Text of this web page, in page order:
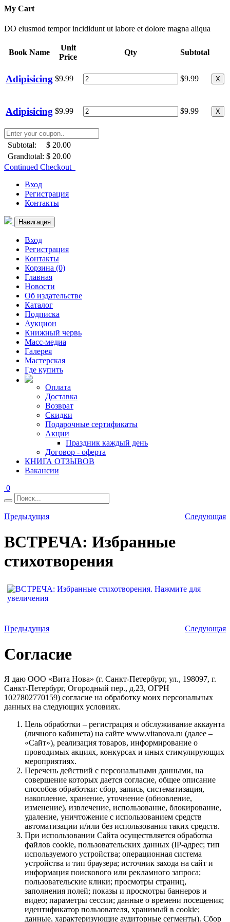
My Cart
DO eiusmod tempor incididunt ut labore et dolore magna aliqua
Book Name
Unit
Price
Qty Subtotal
Adipisicing $9.99 $9.99 X
Adipisicing $9.99 $9.99 X
Subtotal:
$ 20.00
Grandtotal: $ 20.00
Continued Checkout
Вход
Регистрация
Контакты
Навигация
Вход
Регистрация
Контакты
Корзина (0)
Главная
Новости
Об издательстве
Каталог
Подписка
Аукцион
Книжный червь
Масс-медиа
Галерея
Мастерская
Где купить
Оплата
Доставка
Возврат
Скидки
Подарочные сертификаты
Акции
Праздник каждый день
Договор - оферта
КНИГА ОТЗЫВОВ
Вакансии
0
Предыдущая Следующая
ВСТРЕЧА: Избранные
стихотворения
Предыдущая Следующая
Согласие
Я даю ООО «Вита Нова» (г. Санкт-Петербург, ул., 198097, г.
Санкт-Петербург, Огородный пер., д.23, ОГРН
1027802770159) согласие на обработку моих персональных
данных на следующих условиях.
Цель обработки – регистрация и обслуживание аккаунта
(личного кабинета) на сайте www.vitanova.ru (далее –
«Сайт»), реализация товаров, информирование о
проводимых акциях, конкурсах и иных стимулирующих
мероприятиях.
Перечень действий с персональными данными, на
совершение которых дается согласие, общее описание
способов обработки: сбор, запись, систематизация,
накопление, хранение, уточнение (обновление,
изменение), извлечение, использование, блокирование,
удаление, уничтожение с использованием средств
автоматизации и/или без использования таких средств.
При использовании Сайта осуществляется обработка
файлов cookie, пользовательских данных (IP-адрес; тип
используемого устройства; операционная система
устройства и тип браузера; источник захода на сайт и
информация поискового или рекламного запроса;
пользовательские клики; просмотры страниц,
заполнения полей; показы и просмотры баннеров и
видео; параметры сессии; данные о времени посещения;
идентификатор пользователя, хранимый в cookie;
данные, характеризующие аудиторные сегменты). Сбор